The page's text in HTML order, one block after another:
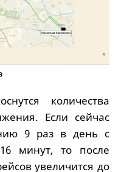
количества
Если сейчас
9 раз в день с
минут, то после
увеличится до